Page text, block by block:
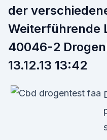
der
Weiterführende
40046-2
13.12.13 13:42